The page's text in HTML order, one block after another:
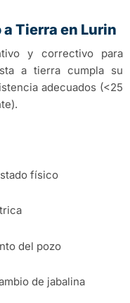
Tierra en Lurin
y correctivo para
a tierra cumpla su
adecuados (<25
físico
del pozo
de jabalina